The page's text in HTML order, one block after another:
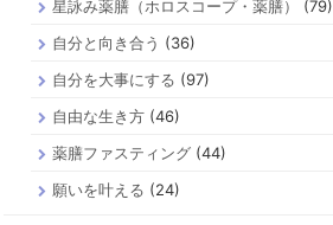
星詠み薬膳（ホロスコープ・薬膳）
(79)
自分と向き合う (36)
自分を大事にする (97)
自由な生き方(46)
薬膳ファスティング(44)
願いを叶える (24)